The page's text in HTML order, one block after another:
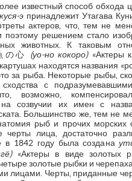
известный способ обхода
эпринадлежит Утагава
актеров, что, тем не
поэтому решением стало
животных. К таковым
の心 (уо-но кокоро)«Актеры
находятся названия
за рыба. Некоторые рыбы,
сходства с
возможно,
на созвучии их имен с
Большинство же, тем не
рыб и прочих морских
черты лица, достаточно
в 1842 году была создана
«Актеры в виде золотых
золотые рыбки и
лицами. Черты, приданные